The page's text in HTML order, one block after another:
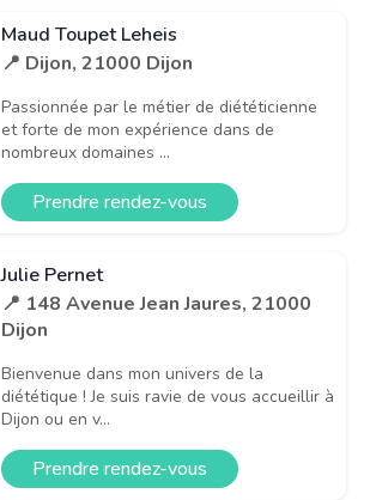
Maud Toupet Leheis
📍 Dijon, 21000 Dijon
Passionnée par le métier de diététicienne
et forte de mon expérience dans de
nombreux domaines ...
Prendre rendez-vous
Julie Pernet
📍 148 Avenue Jean Jaures, 21000
Dijon
Bienvenue dans mon univers de la
diététique ! ​Je suis ravie de vous accueillir à
Dijon ou en v...
Prendre rendez-vous